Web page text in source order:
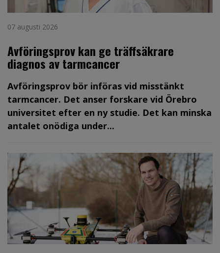
07 augusti 2026
Avföringsprov kan ge träffsäkrare
diagnos av tarmcancer
Avföringsprov bör införas vid misstänkt
tarmcancer. Det anser forskare vid Örebro
universitet efter en ny studie. Det kan minska
antalet onödiga under...